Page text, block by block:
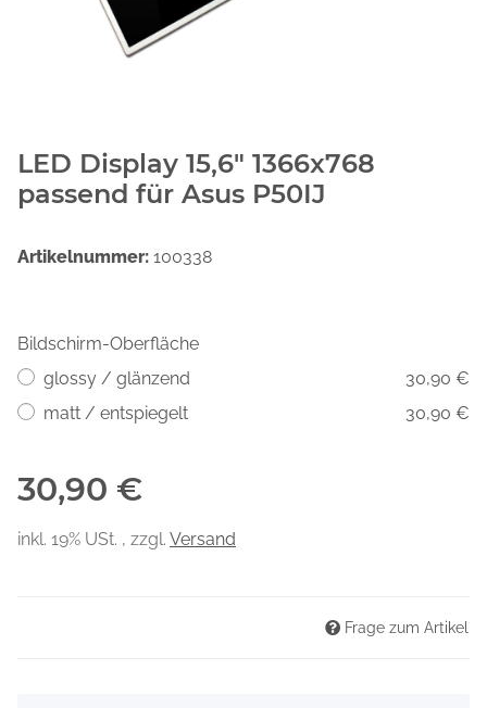
LED Display 15,6" 1366x768
passend für Asus P50IJ
Artikelnummer: 100338
Bildschirm-Oberfläche
glossy / glänzend
30,90 €
matt / entspiegelt
30,90 €
30,90 €
inkl. 19% USt. , zzgl. Versand
Frage zum Artikel